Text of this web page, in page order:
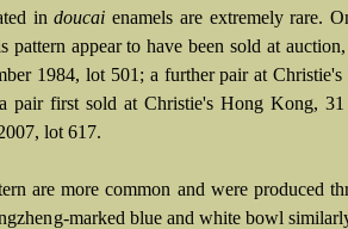
indoucai enamels are extremely rare.
pattern appear to have been sold at
1984, lot 501; a further pair at Christie's
pair first sold at Christie's Hong Kong, 31
lot 617.
are more common and were produced
marked blue and white bowl